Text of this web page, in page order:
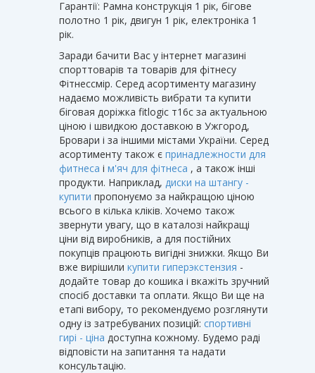
Гарантії: Рамна конструкція 1 рік, бігове
полотно 1 рік, двигун 1 рік, електроніка 1
рік.
Заради бачити Вас у інтернет магазині
спорттоварів та товарів для фітнесу
Фітнессмір. Серед асортименту магазину
надаємо можливість вибрати та купити
біговая доріжка fitlogic т16c за актуальною
ціною і швидкою доставкою в Ужгород,
Бровари і за іншими містами України. Серед
асортименту також є принадлежности для
фитнеса і м'яч для фітнеса , а також інші
продукти. Наприклад, диски на штангу -
купити пропонуємо за найкращою ціною
всього в кілька кліків. Хочемо також
звернути увагу, що в каталозі найкращі
ціни від виробників, а для постійних
покупців працюють вигідні знижки. Якщо Ви
вже вирішили купити гиперэкстензия -
додайте товар до кошика і вкажіть зручний
спосіб доставки та оплати. Якщо Ви ще на
етапі вибору, то рекомендуємо розглянути
одну із затребуваних позицій: спортивні
гирі - ціна доступна кожному. Будемо раді
відповісти на запитання та надати
консультацію.